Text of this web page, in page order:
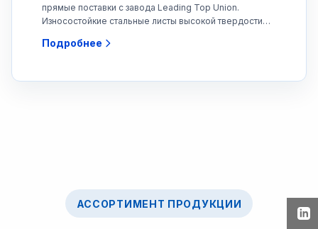
прямые поставки с завода Leading Top Union.
Износостойкие стальные листы высокой твердости
Подробнее
АССОРТИМЕНТ ПРОДУКЦИИ